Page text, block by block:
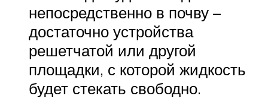
непосредственно в почву –
достаточно устройства
решетчатой или другой
площадки, с которой жидкость
будет стекать свободно.